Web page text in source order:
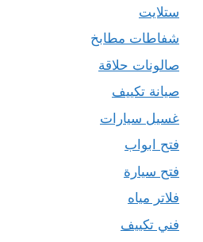
ستلايت
شفاطات مطابخ
صالونات حلاقة
صيانة تكييف
غسيل سيارات
فتح ابواب
فتح سيارة
فلاتر مياه
فني تكييف